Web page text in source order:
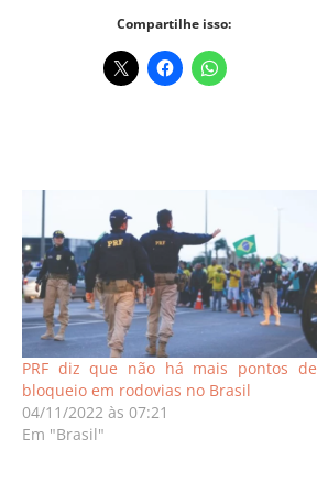
Compartilhe isso:
PRF diz que não há mais pontos de
bloqueio em rodovias no Brasil
04/11/2022 às 07:21
Em "Brasil"